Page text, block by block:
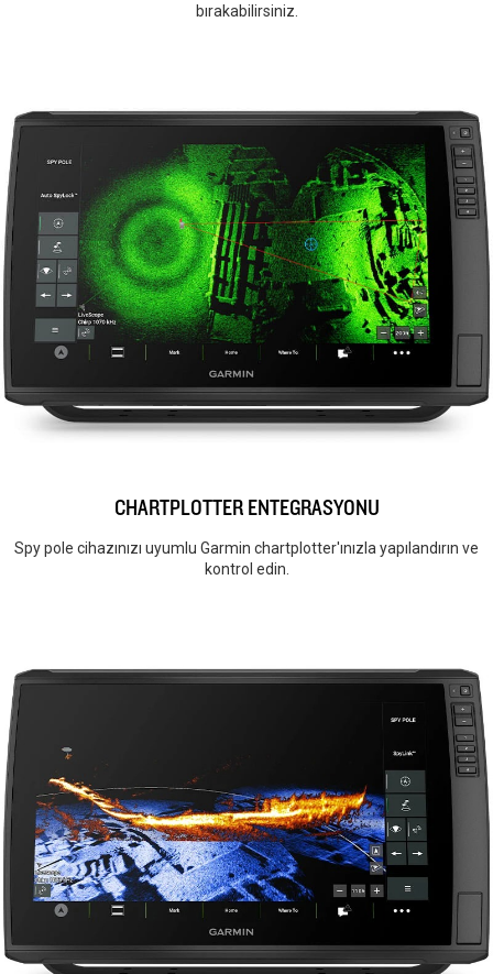
bırakabilirsiniz.
CHARTPLOTTER ENTEGRASYONU
Spy pole cihazınızı uyumlu Garmin chartplotter'ınızla yapılandırın ve
kontrol edin.